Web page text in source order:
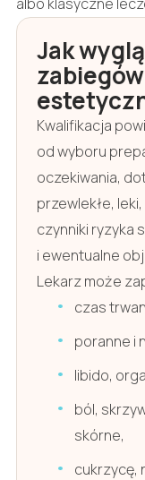
Jak
Kwalifikacja
od wyboru
oczekiwania,
przewlekłe,
czynniki ryzyka
i ewentualne
Lekarz może
czas
poranne i
libido,
ból,
skórne,
cukrzycę,